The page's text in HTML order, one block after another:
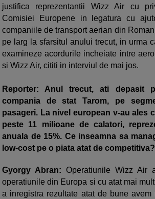
justifica reprezentantii Wizz Air cu
Comisiei Europene in legatura cu
companiile de transport aerian din
pe larg la sfarsitul anului trecut, in urma
examineze acordurile incheiate intre
si Wizz Air, cititi in interviul de mai jos.
Reporter: Anul trecut, ati depasit
compania de stat Tarom, pe
pasageri. La nivel european v-au ales
peste 11 milioane de calatori,
anuala de 15%. Ce inseamna sa
low-cost pe o piata atat de competitiva?
Gyorgy Abran: Operatiunile Wizz Air
operatiunile din Europa si cu atat mai
a inregistra rezultate atat de bune avem